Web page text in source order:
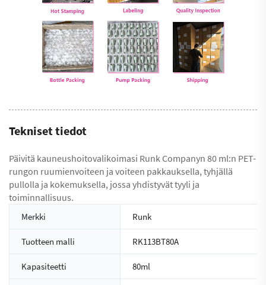
Tekniset tiedot
Päivitä kauneushoitovalikoimasi Runk Companyn 80 ml:n PET-
rungon ruumienvoiteen ja voiteen pakkauksella, tyhjällä
pullolla ja kokemuksella, jossa yhdistyvät tyyli ja
toiminnallisuus.
Merkki Runk
Tuotteen malli RK113BT80A
Kapasiteetti 80ml